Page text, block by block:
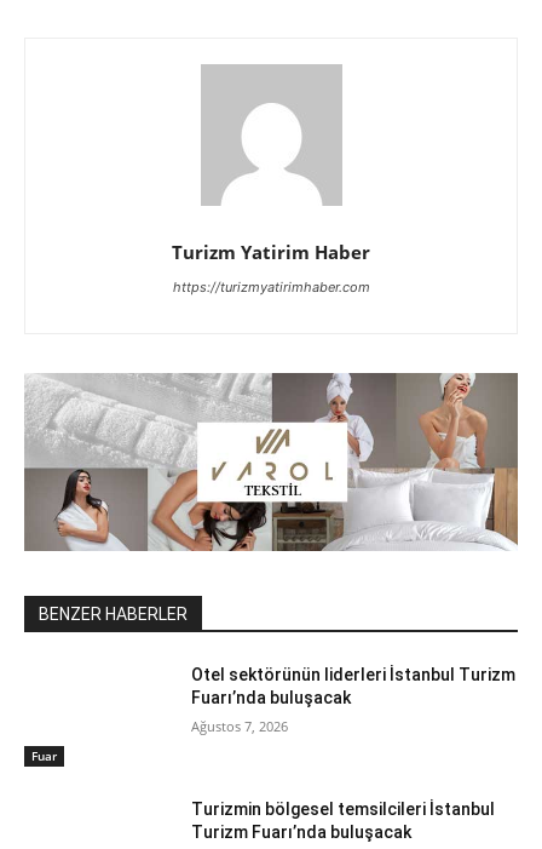
Turizm Yatirim Haber
https://turizmyatirimhaber.com
BENZER HABERLER
Fuar
Otel sektörünün liderleri İstanbul Turizm
Fuarı’nda buluşacak
Ağustos 7, 2026
Turizmin bölgesel temsilcileri İstanbul
Turizm Fuarı’nda buluşacak